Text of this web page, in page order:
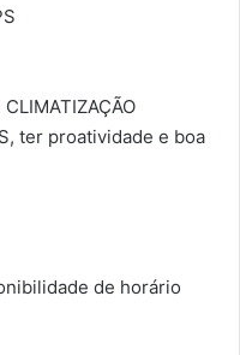
CLIMATIZAÇÃO
ter proatividade e boa
de horário